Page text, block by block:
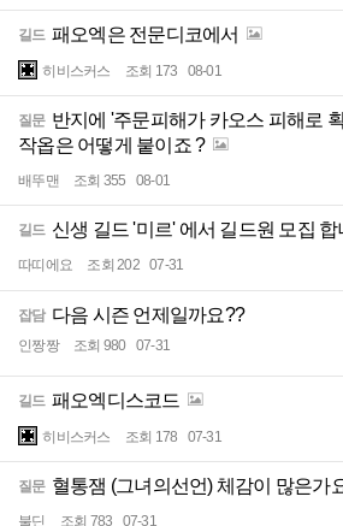
길드 패오엑은 전문디코에서
히비스커스 조회 173 08-01
질문 반지에 '주문피해가 카오스 피해로
작옵은 어떻게 붙이죠 ?
배뚜맨 조회 355 08-01
길드 신생 길드 '미르' 에서 길드원 모집 합
따띠에요 조회 202 07-31
잡담 다음 시즌 언제일까요??
인짱짱 조회 980 07-31
길드 패오엑디스코드
히비스커스 조회 178 07-31
질문 혈통잼 (그녀의선언) 체감이 많은가
불딘 조회 783 07-31